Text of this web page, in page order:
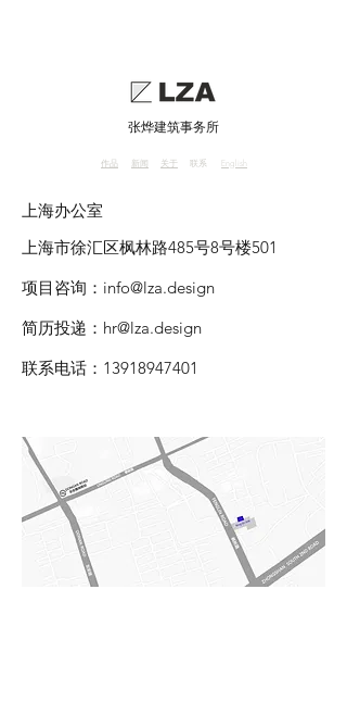
张烨建筑事务所
作品 新闻 关于 联系 English
上海办公室
上海市徐汇区枫林路485号8号楼501
项目咨询： info@lza.design
简历投递： hr@lza.design
联系电话：13918947401